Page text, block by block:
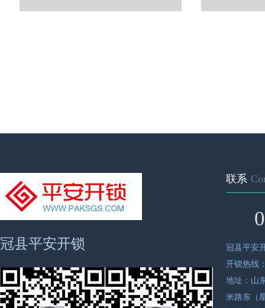
冠县平安开锁
联系
冠县平安
开锁热线
地址：山
米路东（